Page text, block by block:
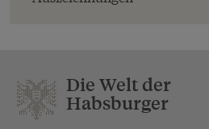
Die Welt der
Habsburger